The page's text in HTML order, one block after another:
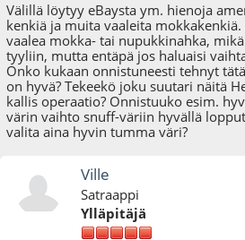
Välillä löytyy eBaysta ym. hienoja
kenkiä ja muita vaaleita
vaalea mokka- tai nupukkinahka,
tyyliin, mutta entäpä jos haluaisi
Onko kukaan onnistuneesti tehnyt
on hyvä? Tekeekö joku suutari näitä
kallis operaatio? Onnistuuko esim.
värin vaihto snuff-väriin hyvällä
valita aina hyvin tumma väri?
Ville
Satraappi
Ylläpitäjä